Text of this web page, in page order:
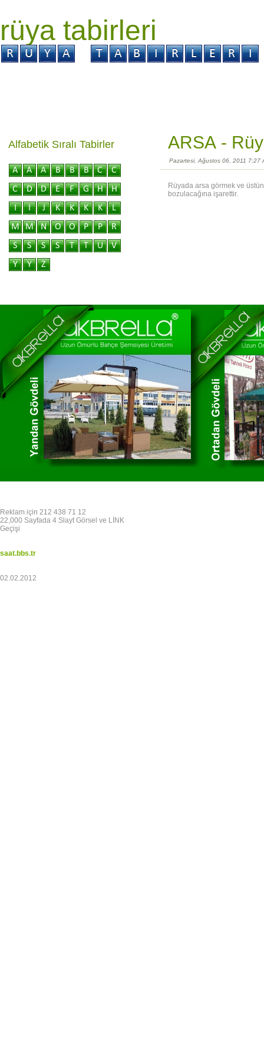
rüya tabirleri
ARSA -
Pazartesi, Ağustos 06, 2011 7:27
Rüyada arsa görmek ve
bozulacağına işarettir.
Alfabetik Sıralı Tabirler
Reklam için 212 438 71 12
22,000 Sayfada 4 Slayt Görsel ve LİNK
Geçişi
saat.bbs.tr
02.02.2012